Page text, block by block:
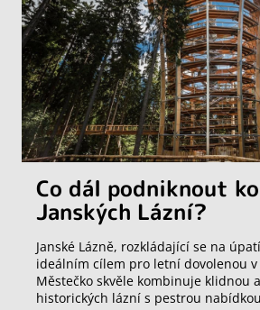
Co dál podniknout
Janských Lázní?
Janské Lázně, rozkládající se na
ideálním cílem pro letní dovolenou v
Městečko skvěle kombinuje klidnou
historických lázní s pestrou